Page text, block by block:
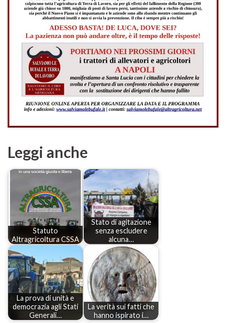
Leggi anche
Statuto
Altragricoltura CSSA
Stato di agitazione
senza escludere
alcuna…
La prova di unità e
democrazia agli Stati
Generali…
La verità sui fatti che
hanno ispirato i…